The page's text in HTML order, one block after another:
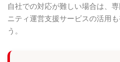
自社での対応が難しい場合は、
ニティ運営支援サービスの活用
う。